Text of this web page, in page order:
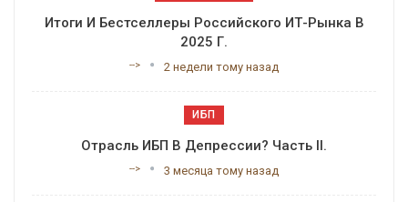
Итоги И Бестселлеры Российского ИТ-Рынка В
2025 Г.
--> 2 недели тому назад
ИБП
Отрасль ИБП В Депрессии? Часть II.
--> 3 месяца тому назад